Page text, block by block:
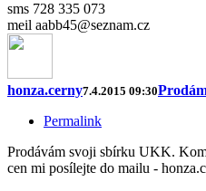
sms 728 335 073
meil aabb45@seznam.cz
honza.cerny7.4.2015 09:30
Permalink
Prodávám svoji sbírku UKK.
cen mi posílejte do mailu -